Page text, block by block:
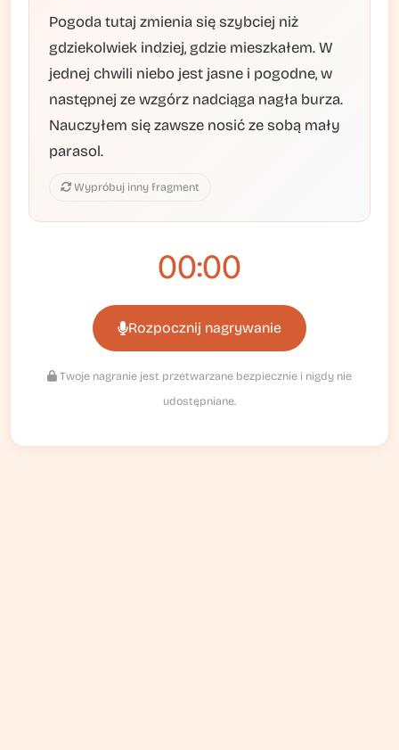
Pogoda tutaj zmienia się szybciej niż
gdziekolwiek indziej, gdzie mieszkałem. W
jednej chwili niebo jest jasne i pogodne, w
następnej ze wzgórz nadciąga nagła burza.
Nauczyłem się zawsze nosić ze sobą mały
parasol.
Wypróbuj inny fragment
00:00
Rozpocznij nagrywanie
Twoje nagranie jest przetwarzane bezpiecznie i nigdy nie
udostępniane.